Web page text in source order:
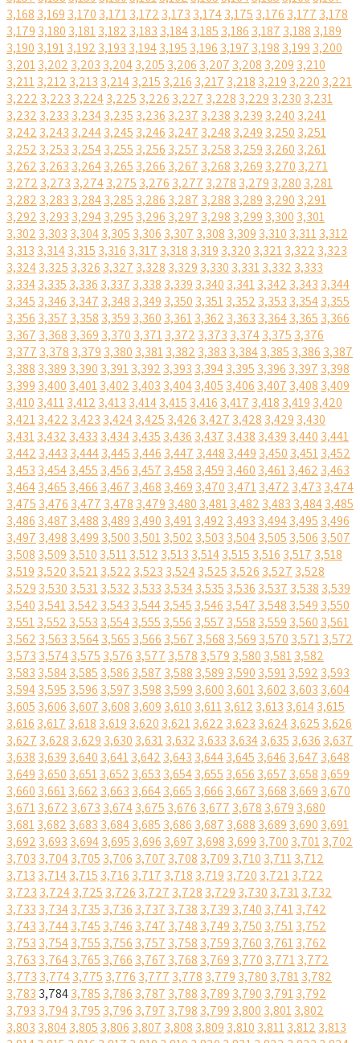
3,168 3,169 3,170 3,1713,172 3,173 3,1743,175 3,176 3,177 3,178
3,179 3,180 3,1813,182 3,183 3,1843,185 3,186 3,187 3,188 3,189
3,190 3,1913,192 3,193 3,1943,195 3,196 3,197 3,198 3,199 3,200
3,2013,202 3,203 3,2043,205 3,206 3,207 3,208 3,209 3,210
3,2113,212 3,213 3,2143,215 3,216 3,217 3,218 3,219 3,220 3,221
3,222 3,223 3,2243,225 3,226 3,227 3,228 3,229 3,230 3,231
3,232 3,233 3,2343,235 3,236 3,237 3,238 3,239 3,240 3,241
3,242 3,243 3,2443,245 3,246 3,247 3,248 3,249 3,250 3,251
3,252 3,253 3,2543,255 3,256 3,257 3,258 3,259 3,260 3,261
3,262 3,263 3,2643,265 3,266 3,267 3,268 3,269 3,270 3,271
3,272 3,273 3,2743,275 3,276 3,277 3,278 3,279 3,280 3,281
3,282 3,283 3,2843,285 3,286 3,287 3,288 3,289 3,290 3,291
3,292 3,293 3,2943,295 3,296 3,297 3,298 3,299 3,300 3,301
3,302 3,303 3,3043,305 3,306 3,307 3,308 3,309 3,310 3,3113,312
3,313 3,3143,315 3,316 3,317 3,318 3,319 3,320 3,3213,322 3,323
3,3243,325 3,326 3,327 3,328 3,329 3,330 3,3313,332 3,333
3,3343,335 3,336 3,337 3,338 3,339 3,340 3,3413,342 3,343 3,344
3,345 3,346 3,347 3,348 3,349 3,350 3,3513,352 3,353 3,3543,355
3,356 3,357 3,358 3,359 3,360 3,3613,362 3,363 3,3643,365 3,366
3,367 3,368 3,369 3,370 3,3713,372 3,373 3,3743,375 3,376
3,377 3,378 3,379 3,380 3,3813,382 3,383 3,3843,385 3,386 3,387
3,388 3,389 3,390 3,3913,392 3,393 3,3943,395 3,396 3,397 3,398
3,399 3,400 3,4013,402 3,403 3,4043,405 3,406 3,407 3,408 3,409
3,410 3,4113,412 3,413 3,4143,415 3,416 3,417 3,418 3,419 3,420
3,4213,422 3,423 3,4243,425 3,426 3,427 3,428 3,429 3,430
3,4313,432 3,433 3,4343,435 3,436 3,437 3,438 3,439 3,440 3,441
3,442 3,443 3,4443,445 3,446 3,447 3,448 3,449 3,450 3,4513,452
3,453 3,4543,455 3,456 3,457 3,458 3,459 3,460 3,4613,462 3,463
3,4643,465 3,466 3,467 3,468 3,469 3,470 3,4713,472 3,473 3,474
3,475 3,476 3,477 3,478 3,479 3,480 3,4813,482 3,483 3,4843,485
3,486 3,487 3,488 3,489 3,490 3,4913,492 3,493 3,4943,495 3,496
3,497 3,498 3,499 3,500 3,5013,502 3,503 3,5043,505 3,506 3,507
3,508 3,509 3,510 3,5113,512 3,513 3,5143,515 3,516 3,517 3,518
3,519 3,520 3,5213,522 3,523 3,5243,525 3,526 3,527 3,528
3,529 3,530 3,5313,532 3,533 3,5343,535 3,536 3,537 3,538 3,539
3,540 3,5413,542 3,543 3,5443,545 3,546 3,547 3,548 3,549 3,550
3,5513,552 3,553 3,5543,555 3,556 3,557 3,558 3,559 3,560 3,561
3,562 3,563 3,5643,565 3,566 3,567 3,568 3,569 3,570 3,5713,572
3,573 3,5743,575 3,576 3,577 3,578 3,579 3,580 3,5813,582
3,583 3,5843,585 3,586 3,587 3,588 3,589 3,590 3,5913,592 3,593
3,5943,595 3,596 3,597 3,598 3,599 3,600 3,6013,602 3,603 3,604
3,605 3,606 3,607 3,608 3,609 3,610 3,6113,612 3,613 3,6143,615
3,616 3,617 3,618 3,619 3,620 3,6213,622 3,623 3,6243,625 3,626
3,627 3,628 3,629 3,630 3,6313,632 3,633 3,6343,635 3,636 3,637
3,638 3,639 3,640 3,6413,642 3,643 3,6443,645 3,646 3,647 3,648
3,649 3,650 3,6513,652 3,653 3,6543,655 3,656 3,657 3,658 3,659
3,660 3,6613,662 3,663 3,6643,665 3,666 3,667 3,668 3,669 3,670
3,6713,672 3,673 3,6743,675 3,676 3,677 3,678 3,679 3,680
3,6813,682 3,683 3,6843,685 3,686 3,687 3,688 3,689 3,690 3,691
3,692 3,693 3,6943,695 3,696 3,697 3,698 3,699 3,700 3,7013,702
3,703 3,7043,705 3,706 3,707 3,708 3,709 3,710 3,7113,712
3,713 3,7143,715 3,716 3,717 3,718 3,719 3,720 3,7213,722
3,723 3,7243,725 3,726 3,727 3,728 3,729 3,730 3,7313,732
3,733 3,7343,735 3,736 3,737 3,738 3,739 3,740 3,7413,742
3,743 3,7443,745 3,746 3,747 3,748 3,749 3,750 3,7513,752
3,753 3,7543,755 3,756 3,757 3,758 3,759 3,760 3,7613,762
3,763 3,7643,765 3,766 3,767 3,768 3,769 3,770 3,7713,772
3,773 3,7743,775 3,776 3,777 3,778 3,779 3,780 3,7813,782
3,783 3,7843,785 3,786 3,787 3,788 3,789 3,790 3,7913,792
3,793 3,7943,795 3,796 3,797 3,798 3,799 3,800 3,8013,802
3,803 3,8043,805 3,806 3,807 3,808 3,809 3,810 3,8113,812 3,813